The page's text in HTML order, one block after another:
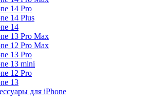
14 Pro
14 Plus
14
13 Pro Max
12 Pro Max
13 Pro
13 mini
12 Pro
13
для iPhone